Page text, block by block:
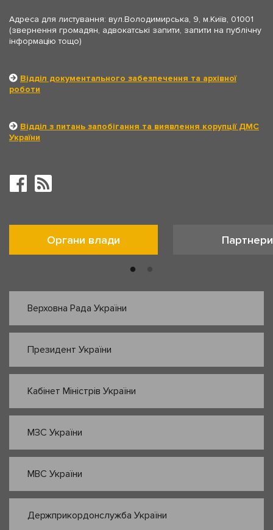
Адреса для листування: вул.Володимирська, 9, м.Київ, 01001
(звернення громадян, адвокатські запити, запити на публічну
інформацію тощо)
Відділ документального забезпечення та архівної
роботи
Відділ з питань запобігання та виявлення корупції ДМС
України
Органи влади Партнери
Верховна Рада України
Президент України
Кабінет Міністрів України
МЗС України
МВС України
Держприкордонслужба України